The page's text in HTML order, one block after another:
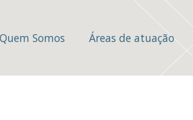
Quem Somos Áreas de atuação